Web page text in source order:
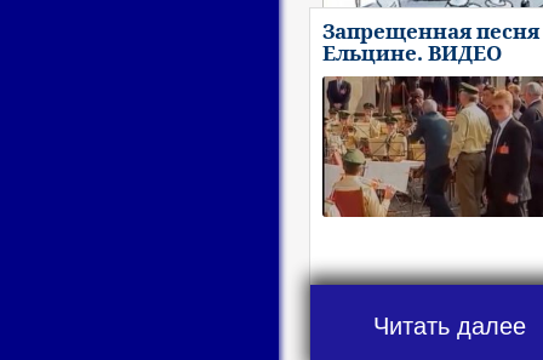
Запрещенная песня
Ельцине. ВИДЕО
Читать далее